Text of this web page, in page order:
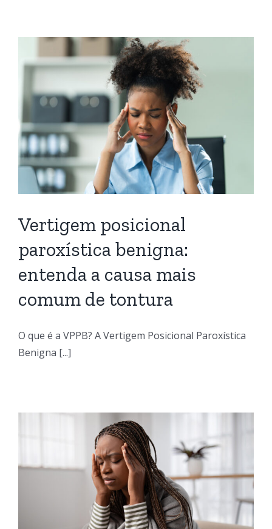
Vertigem posicional
paroxística benigna:
entenda a causa mais
comum de tontura
O que é a VPPB? A Vertigem Posicional Paroxística
Benigna [...]